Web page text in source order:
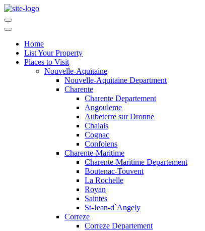
Home
List Your Property
Places to Visit
Nouvelle-Aquitaine
Nouvelle-Aquitaine Department
Charente
Charente Departement
Angouleme
Aubeterre sur Dronne
Chalais
Cognac
Confolens
Charente-Maritime
Charente-Maritime Departement
Boutenac-Touvent
La Rochelle
Royan
Saintes
St-Jean-d`Angely
Correze
Correze Departement